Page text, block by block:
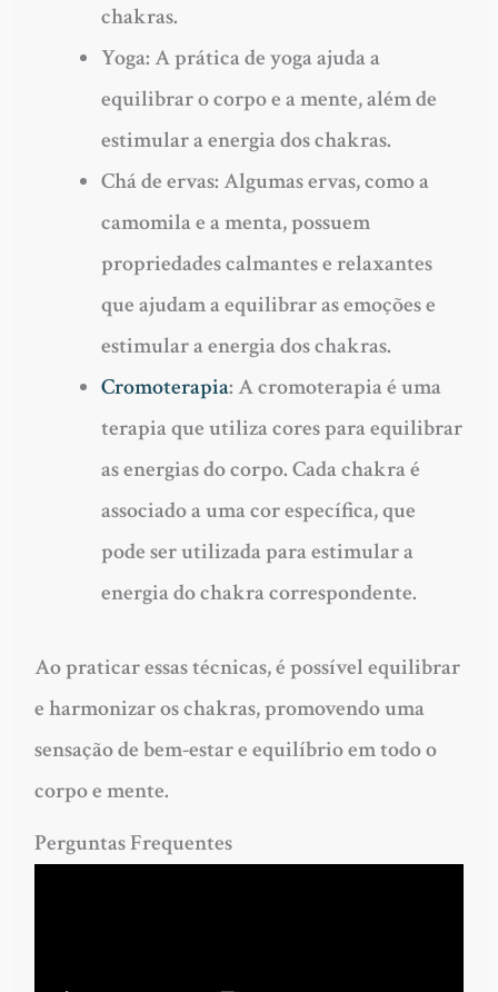
chakras.
Yoga: A prática de yoga ajuda a
equilibrar o corpo e a mente, além de
estimular a energia dos chakras.
Chá de ervas: Algumas ervas, como a
camomila e a menta, possuem
propriedades calmantes e relaxantes
que ajudam a equilibrar as emoções e
estimular a energia dos chakras.
Cromoterapia: A cromoterapia é uma
terapia que utiliza cores para equilibrar
as energias do corpo. Cada chakra é
associado a uma cor específica, que
pode ser utilizada para estimular a
energia do chakra correspondente.
Ao praticar essas técnicas, é possível equilibrar
e harmonizar os chakras, promovendo uma
sensação de bem-estar e equilíbrio em todo o
corpo e mente.
Perguntas Frequentes